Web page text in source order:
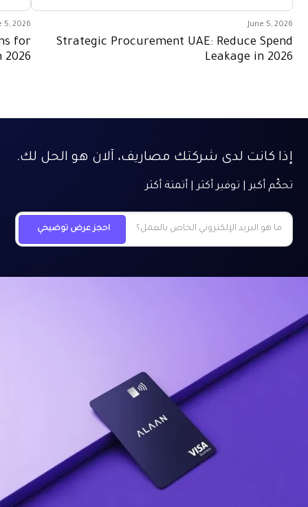
June 5, 2026
Strategic Procurement UAE: Reduce Spend
Leakage in 2026
5, 2026
for
إذا كانت لدى شركتك مصاريف، آلان هو الحل لك.
تحكّم أكبر | توفير أكثر | أتمتة أكثر